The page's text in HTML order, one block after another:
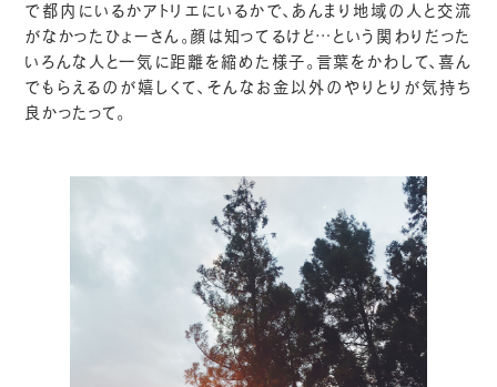
で都内にいるかアトリエにいるかで、あんまり地域の人と交流
がなかったひょーさん。顔は知ってるけど…という関わりだった
いろんな人と一気に距離を縮めた様子。言葉をかわして、喜ん
でもらえるのが嬉しくて、そんなお金以外のやりとりが気持ち
良かったって。